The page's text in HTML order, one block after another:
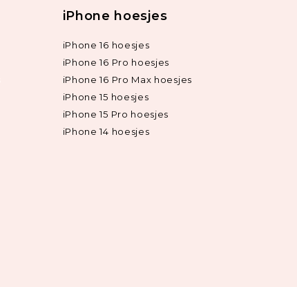
iPhone hoesjes
iPhone 16 hoesjes
iPhone 16 Pro hoesjes
iPhone 16 Pro Max hoesjes
iPhone 15 hoesjes
iPhone 15 Pro hoesjes
iPhone 14 hoesjes